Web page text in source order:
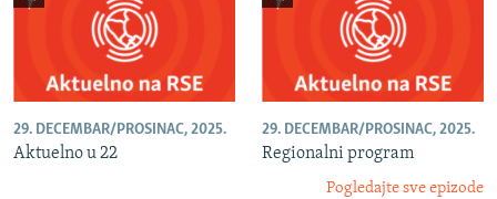
29. DECEMBAR/PROSINAC, 2025.
Aktuelno u 22
29. DECEMBAR/PROSINAC, 2025.
Regionalni program
Pogledajte sve epizode